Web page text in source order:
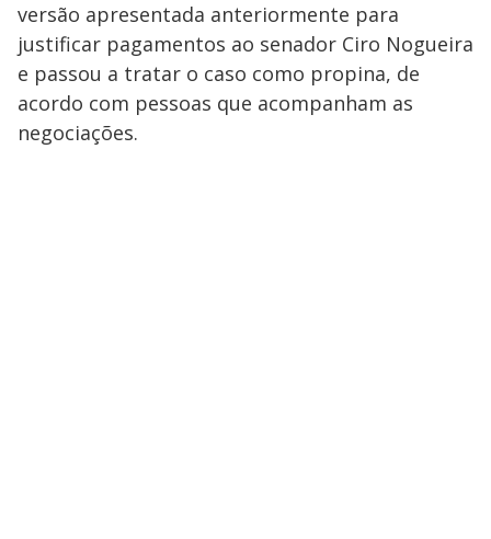
versão apresentada anteriormente para
justificar pagamentos ao senador Ciro Nogueira
e passou a tratar o caso como propina, de
acordo com pessoas que acompanham as
negociações.